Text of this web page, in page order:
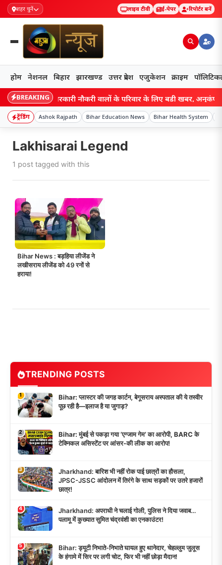
शहर चुनें लाइव टीवी ई-पेपर रिपोर्टर बनें
होम नेशनल बिहार झारखण्ड उत्तर प्रदेश एजुकेशन क्राइम
BREAKING
Bihar: सरकारी नौकरी वालों के परिवार के लिए बड़ी खबर, अनुकंपा
ट्रेंडिंग Ashok Rajpath Bihar Education News Bihar Health System
Lakhisarai Legend
1 post tagged with this
Bihar News : बड़हिया लीजेंड ने
लखीसराय लीजेंड को 49 रनों से
हराया!
TRENDING POSTS
1
Bihar: प्लास्टर की जगह कार्टन, बेगूसराय अस्पताल की ये तस्वीर
पूछ रही है—इलाज है या जुगाड़?
2
Bihar: मुंबई से पकड़ा गया ‘एग्जाम गेम’ का आरोपी, BARC के
टेक्निकल असिस्टेंट पर आंसर-की लीक का आरोप!
3
Jharkhand: बारिश भी नहीं रोक पाई छात्रों का हौसला,
JPSC-JSSC आंदोलन में तिरंगे के साथ सड़कों पर उतरे हजारों
छात्र!
4
Jharkhand: अपराधी ने चलाई गोली, पुलिस ने दिया जवाब…
पलामू में कुख्यात सुमित चंद्रवंशी का एनकाउंटर!
5
Bihar: ड्यूटी निभाते-निभाते घायल हुए थानेदार, चेहल्लुम जुलूस
के हंगामे में सिर पर लगी चोट, फिर भी नहीं छोड़ा मैदान!